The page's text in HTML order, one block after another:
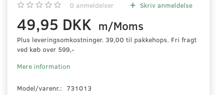
0 anmeldelser Skriv anmeldelse
49,95 DKK m/Moms
Plus leveringsomkostninger. 39,00 til pakkehops. Fri fragt
ved køb over 599,-
Mere information
Model/varenr.: 731013